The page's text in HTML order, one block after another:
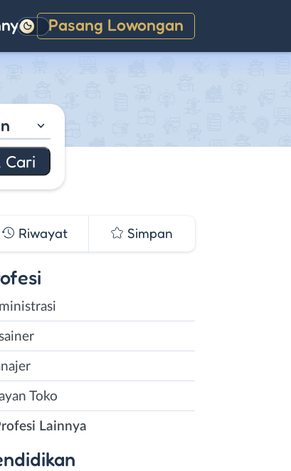
Pasang Lowongan
Gelap
Riwayat Simpan
Toko
Lainnya